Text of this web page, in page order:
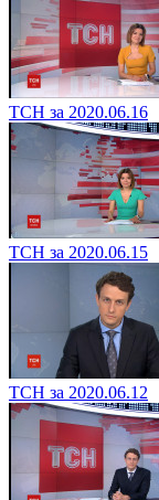
ТСН за 2020.06.16
ТСН за 2020.06.15
ТСН за 2020.06.12